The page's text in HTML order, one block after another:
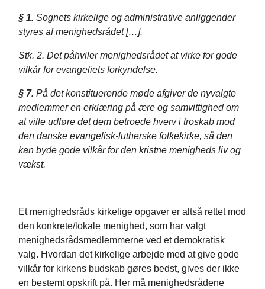
§ 1. Sognets kirkelige og administrative anliggender
styres af menighedsrådet […].
Stk. 2. Det påhviler menighedsrådet at virke for gode
vilkår for evangeliets forkyndelse.
§ 7. På det konstituerende møde afgiver de nyvalgte
medlemmer en erklæring på ære og samvittighed om
at ville udføre det dem betroede hverv i troskab mod
den danske evangelisk-lutherske folkekirke, så den
kan byde gode vilkår for den kristne menigheds liv og
vækst.
Et menighedsråds kirkelige opgaver er altså rettet mod
den konkrete/lokale menighed, som har valgt
menighedsrådsmedlemmerne ved et demokratisk
valg. Hvordan det kirkelige arbejde med at give gode
vilkår for kirkens budskab gøres bedst, gives der ikke
en bestemt opskrift på. Her må menighedsrådene